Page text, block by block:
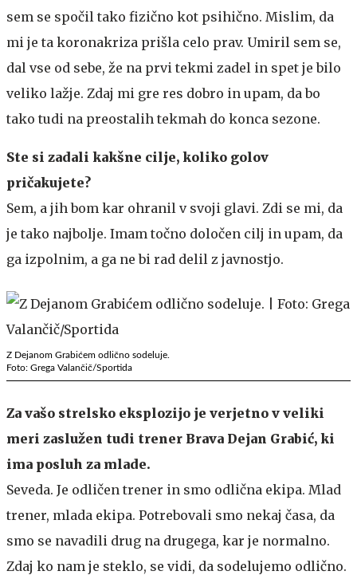
sem se spočil tako fizično kot psihično. Mislim, da
mi je ta koronakriza prišla celo prav. Umiril sem se,
dal vse od sebe, že na prvi tekmi zadel in spet je bilo
veliko lažje. Zdaj mi gre res dobro in upam, da bo
tako tudi na preostalih tekmah do konca sezone.
Ste si zadali kakšne cilje, koliko golov
pričakujete?
Sem, a jih bom kar ohranil v svoji glavi. Zdi se mi, da
je tako najbolje. Imam točno določen cilj in upam, da
ga izpolnim, a ga ne bi rad delil z javnostjo.
Z Dejanom Grabićem odlično sodeluje.
Foto: Grega Valančič/Sportida
Za vašo strelsko eksplozijo je verjetno v veliki
meri zaslužen tudi trener Brava Dejan Grabić, ki
ima posluh za mlade.
Seveda. Je odličen trener in smo odlična ekipa. Mlad
trener, mlada ekipa. Potrebovali smo nekaj časa, da
smo se navadili drug na drugega, kar je normalno.
Zdaj ko nam je steklo, se vidi, da sodelujemo odlično.